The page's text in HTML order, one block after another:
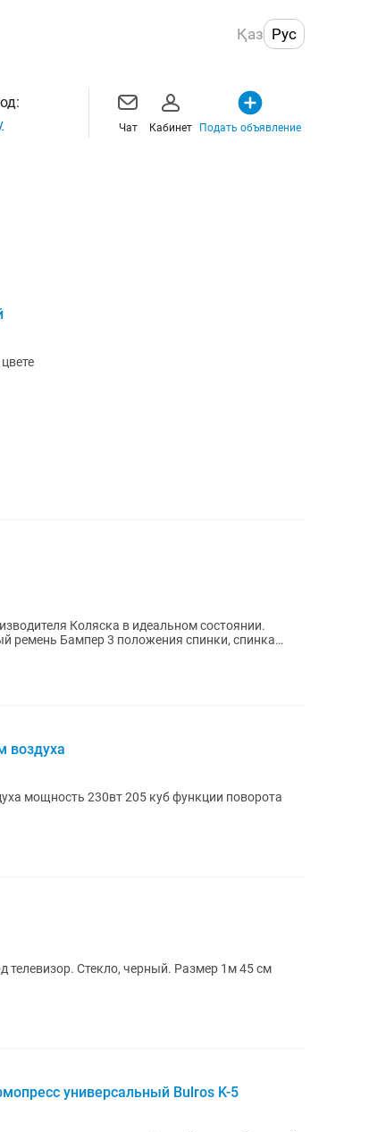
Қаз Рус
Чат Кабинет Подать объявление
состоянии.
ремень Бампер 3 положения спинки, спинка
воздуха
мощность 230вт 205 куб функции поворота
Стекло, черный. Размер 1м 45 см
универсальный Bulros K-5